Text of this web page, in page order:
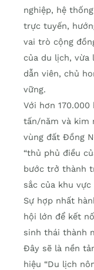
nghiệp, hệ
trực tuyến,
vai trò cộng
của du lịch, vừa
dẫn viên, chủ
vững.
Với hơn
tấn/năm và kim
vùng đất Đồng
“thủ phủ điều
bước trở thành
sắc của khu
Sự hợp nhất
hội lớn để kết
sinh thái thành
Đây sẽ là nền
hiệu “Du lịch